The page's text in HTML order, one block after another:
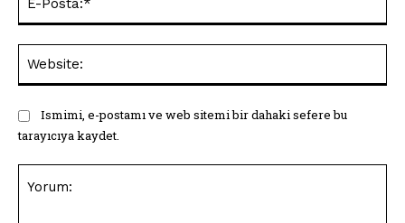
Ismimi, e-postamı ve web sitemi bir dahaki sefere bu
tarayıcıya kaydet.